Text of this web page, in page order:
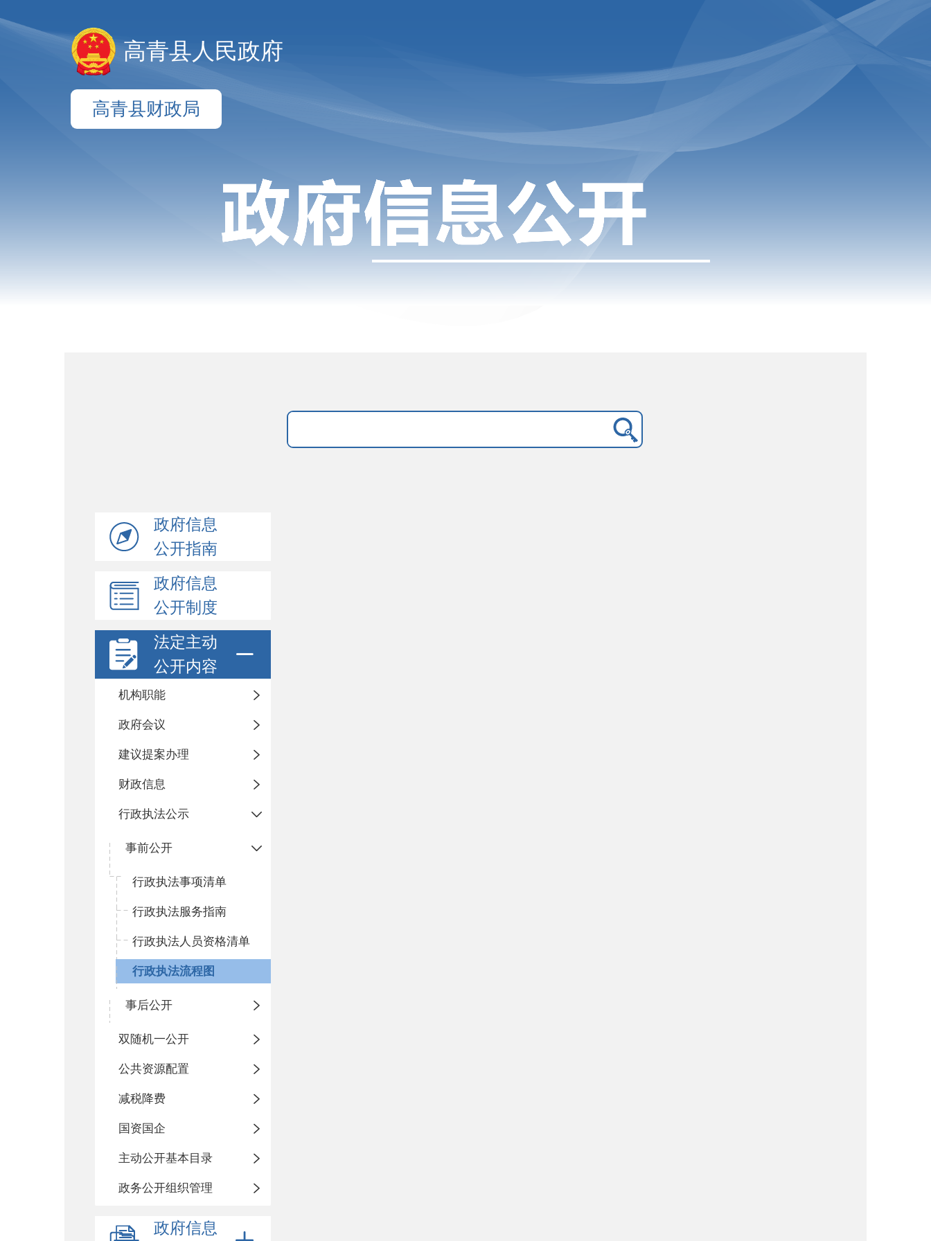
高青县人民政府
高青县财政局
政府信息
公开指南
政府信息
公开制度
法定主动
公开内容
机构职能
政府会议
建议提案办理
财政信息
行政执法公示
事前公开
行政执法事项清单
行政执法服务指南
行政执法人员资格清单
行政执法流程图
事后公开
双随机一公开
公共资源配置
减税降费
国资国企
主动公开基本目录
政务公开组织管理
政府信息